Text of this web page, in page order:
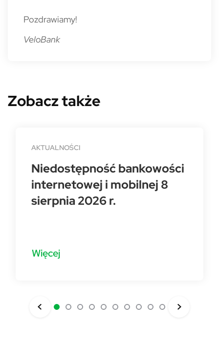
Pozdrawiamy!
VeloBank
Zobacz także
AKTUALNOŚCI
Niedostępność bankowości
internetowej i mobilnej 8
sierpnia 2026 r.
Więcej